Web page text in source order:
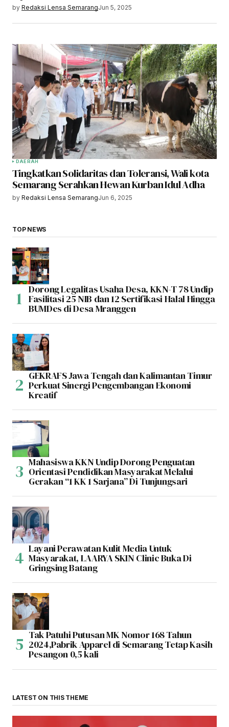
by Redaksi Lensa SemarangJun 5, 2025
DAERAH
Tingkatkan Solidaritas dan Toleransi, Wali kota
Semarang Serahkan Hewan Kurban Idul Adha
by Redaksi Lensa SemarangJun 6, 2025
TOP NEWS
Dorong Legalitas Usaha Desa, KKN-T 78 Undip
Fasilitasi 25 NIB dan 12 Sertifikasi Halal Hingga
BUMDes di Desa Mranggen
GEKRAFS Jawa Tengah dan Kalimantan Timur
Perkuat Sinergi Pengembangan Ekonomi
Kreatif
Mahasiswa KKN Undip Dorong Penguatan
Orientasi Pendidikan Masyarakat Melalui
Gerakan “1 KK 1 Sarjana” Di Tunjungsari
Layani Perawatan Kulit Media Untuk
Masyarakat, LAARYA SKIN Clinic Buka Di
Gringsing Batang
Tak Patuhi Putusan MK Nomor 168 Tahun
2024,Pabrik Apparel di Semarang Tetap Kasih
Pesangon 0,5 kali
LATEST ON THIS THEME